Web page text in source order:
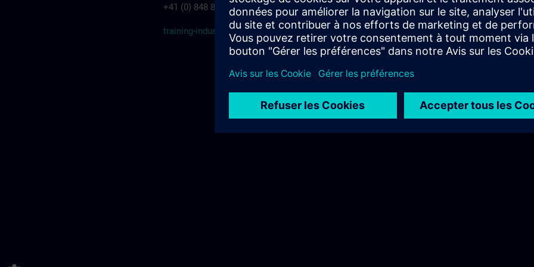
+41 (0) 848 822 800
training-industry.ch@siemens.com
Formateur professionnel et coordinateur de
formation Siemens Automatisation